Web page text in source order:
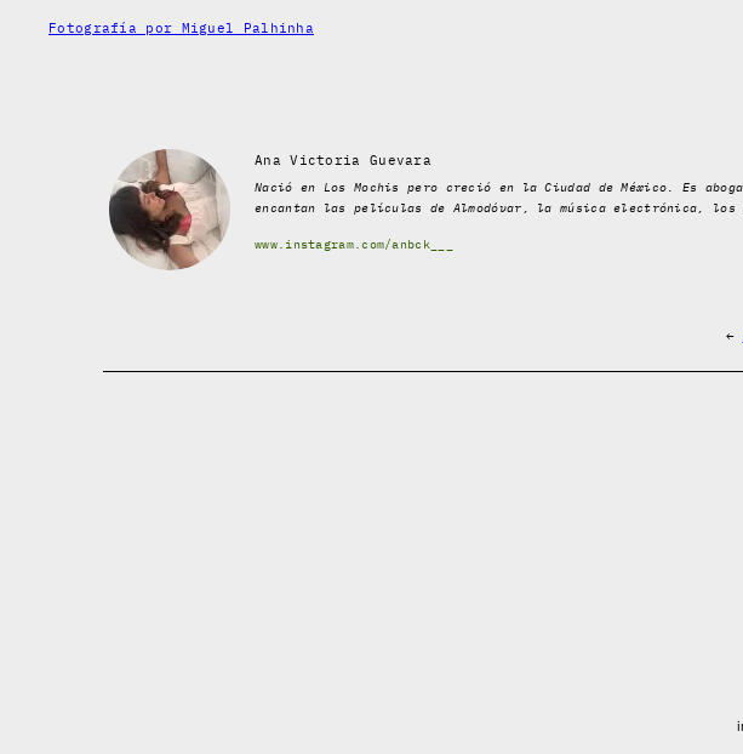
Fotografía por Miguel Palhinha
Ana Victoria Guevara
Nació en Los Mochis pero creció en la Ciudad de México. Es
encantan las películas de Almodóvar, la música electrónica,
www.instagram.com/anbck___
←